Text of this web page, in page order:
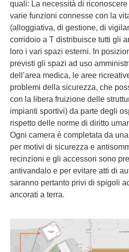
quali: La necessità di
varie funzioni connesse con la
(alloggiativa, di gestione, di
corridoio a T distribuisce tutti gli
loro i vari spazi esterni. In
previsti gli spazi ad uso
dell’area medica, le aree
problemi della sicurezza, che
con la libera fruizione delle
impianti sportivi) da parte degli
rispetto delle norme di diritto
Ogni camera è completata da
per motivi di sicurezza e
recinzioni e gli accessori sono
antivandalo e per evitare atti di
saranno pertanto privi di spigoli
ancorati a terra.